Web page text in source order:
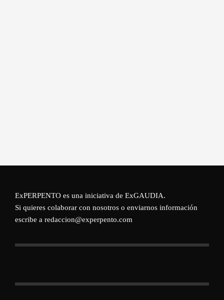
ExPERPENTO es una iniciativa de ExGAUDIA.
Si quieres colaborar con nosotros o enviarnos información
escribe a redaccion@experpento.com